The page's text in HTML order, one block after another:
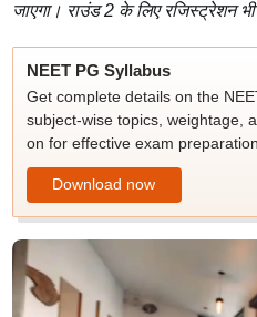
जाएगा। राउंड 2 के लिए रजिस्ट्रेशन
NEET PG Syllabus
Get complete details on the
subject-wise topics, weightage,
on for effective exam preparation.
Download now